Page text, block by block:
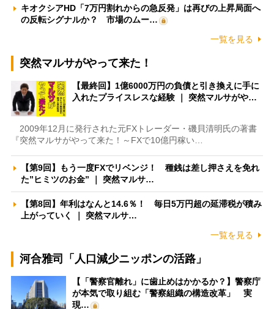
キオクシアHD「7万円割れからの急反発」は再びの上昇局面へ
の反転シグナルか？ 市場のムー…
一覧を見る
突然マルサがやって来た！
【最終回】1億6000万円の負債と引き換えに手に
入れたプライスレスな経験 ｜ 突然マルサがや…
2009年12月に発行された元FXトレーダー・磯貝清明氏の著書
『突然マルサがやって来た！～FXで10億円稼い…
【第9回】もう一度FXでリベンジ！ 種銭は差し押さえを免れ
た”ヒミツのお金” ｜ 突然マルサ…
【第8回】年利はなんと14.6％！ 毎日5万円超の延滞税が積み
上がっていく ｜ 突然マルサ…
一覧を見る
河合雅司「人口減少ニッポンの活路」
【「警察官離れ」に歯止めはかかるか？】警察庁
が本気で取り組む「警察組織の構造改革」 実
現…